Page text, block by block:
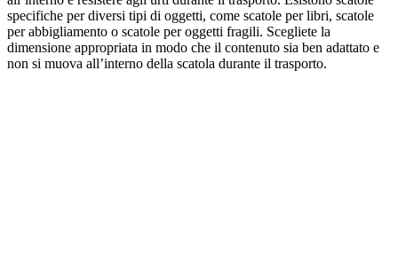
specifiche per diversi tipi di oggetti, come scatole per libri, scatole
per abbigliamento o scatole per oggetti fragili. Scegliete la
dimensione appropriata in modo che il contenuto sia ben adattato e
non si muova all’interno della scatola durante il trasporto.